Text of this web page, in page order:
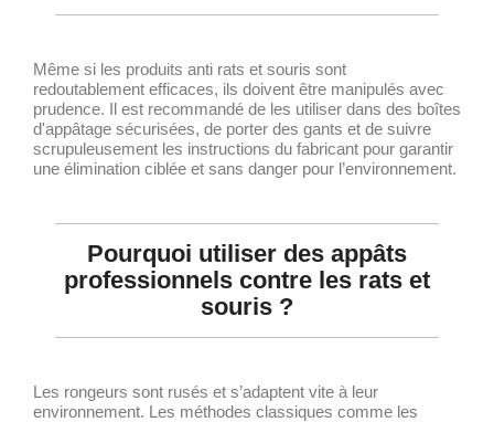
Même si les produits anti rats et souris sont
redoutablement efficaces, ils doivent être manipulés avec
prudence. Il est recommandé de les utiliser dans des boîtes
d'appâtage sécurisées, de porter des gants et de suivre
scrupuleusement les instructions du fabricant pour garantir
une élimination ciblée et sans danger pour l’environnement.
Pourquoi utiliser des appâts
professionnels contre les rats et
souris ?
Les rongeurs sont rusés et s’adaptent vite à leur
environnement. Les méthodes classiques comme les